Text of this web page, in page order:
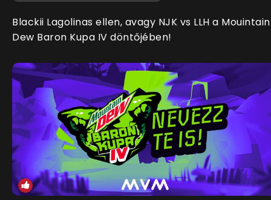
Blackii Lagolinas ellen, avagy NJK vs LLH a Mouintain
Dew Baron Kupa IV döntőjében!